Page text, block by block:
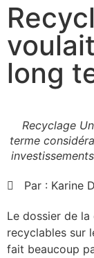
long
Recyclage
terme
Par : Karine
Le dossier de
recyclables sur
fait beaucoup